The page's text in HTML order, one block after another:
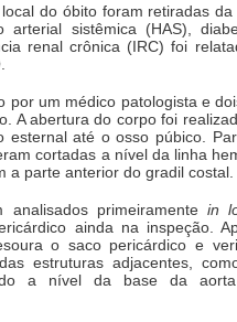
do óbito foram retiradas da
arterial sistêmica (HAS),
renal crônica (IRC) foi
por um médico patologista e
A abertura do corpo foi
esternal até o osso púbico.
cortadas a nível da linha
a parte anterior do gradil costal.
primeiramente in
ainda na inspeção.
o saco pericárdico e
estruturas adjacentes,
a nível da base da